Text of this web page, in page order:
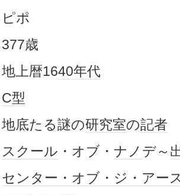
ピポ
377歳
地上暦1640年代
C型
地底たる謎の研究室の記者
スクール ・オブ・ ナノ デ～
センター・オブ・ジ・アー